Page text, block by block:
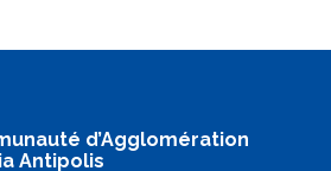
d’Agglomération
Antipolis